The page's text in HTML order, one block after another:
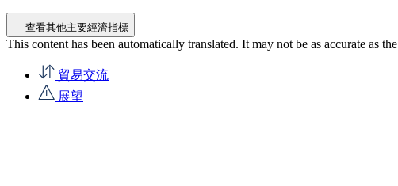
查看其他主要經濟指標
This content has been automatically translated. It may not be as accurate as the
貿易交流
展望